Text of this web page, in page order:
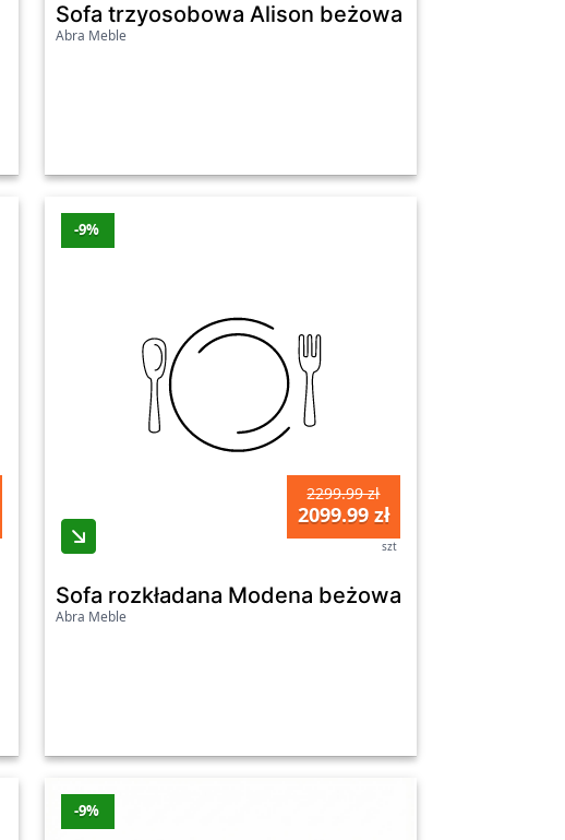
Sofa trzyosobowa Alison beżowa
Abra Meble
-9%
2299.99 zł
2099.99 zł
szt
Sofa rozkładana Modena beżowa
Abra Meble
-9%